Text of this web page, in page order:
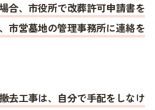
合、市役所で改葬許可申請書を
市営墓地の管理事務所に連絡を
去工事は、自分で手配をしなけ